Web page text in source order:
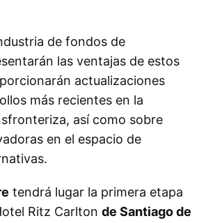
de fondos de
las ventajas de estos
actualizaciones
más recientes en la
así como sobre
en el espacio de
tendrá lugar la primera etapa
Ritz Carlton de Santiago de